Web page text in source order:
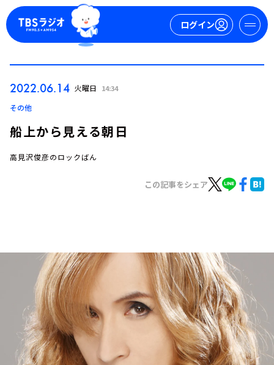
ログイン
トピックス
TBS Podcast
お知らせ
イベント・グッズ
YouTube
会社情報
2022.06.14 火曜日 14:34
その他
船上から見える朝日
高見沢俊彦のロックばん
この記事をシェア